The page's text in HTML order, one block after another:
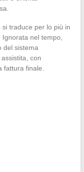
traduce per lo più in
nel tempo,
del sistema
con
fattura finale.